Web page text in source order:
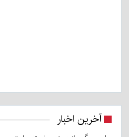
آخرین اخبار